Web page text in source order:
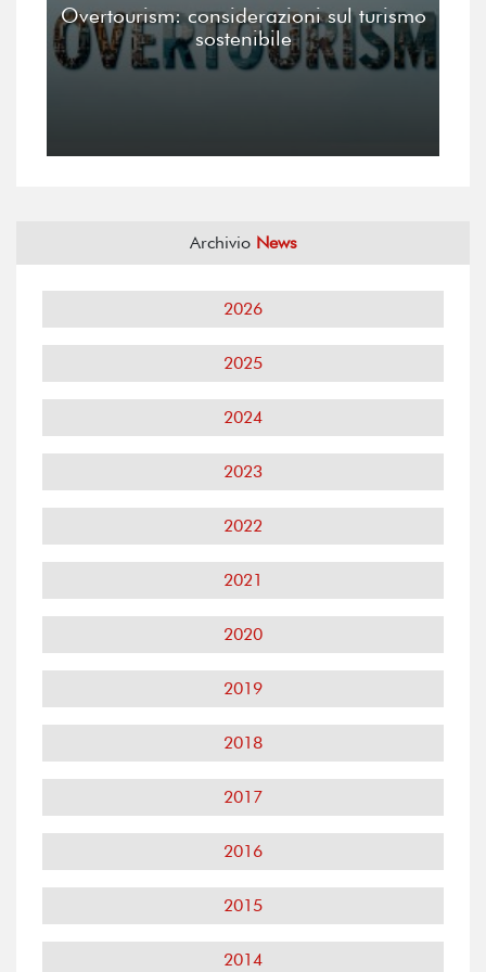
Overtourism: considerazioni sul turismo
sostenibile
Archivio News
2026
2025
2024
2023
2022
2021
2020
2019
2018
2017
2016
2015
2014